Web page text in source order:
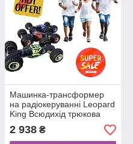
Машинка-трансформер
на радіокеруванні Leopard
King Всюдихід трюкова
машинка дитяча
2 938 ₴